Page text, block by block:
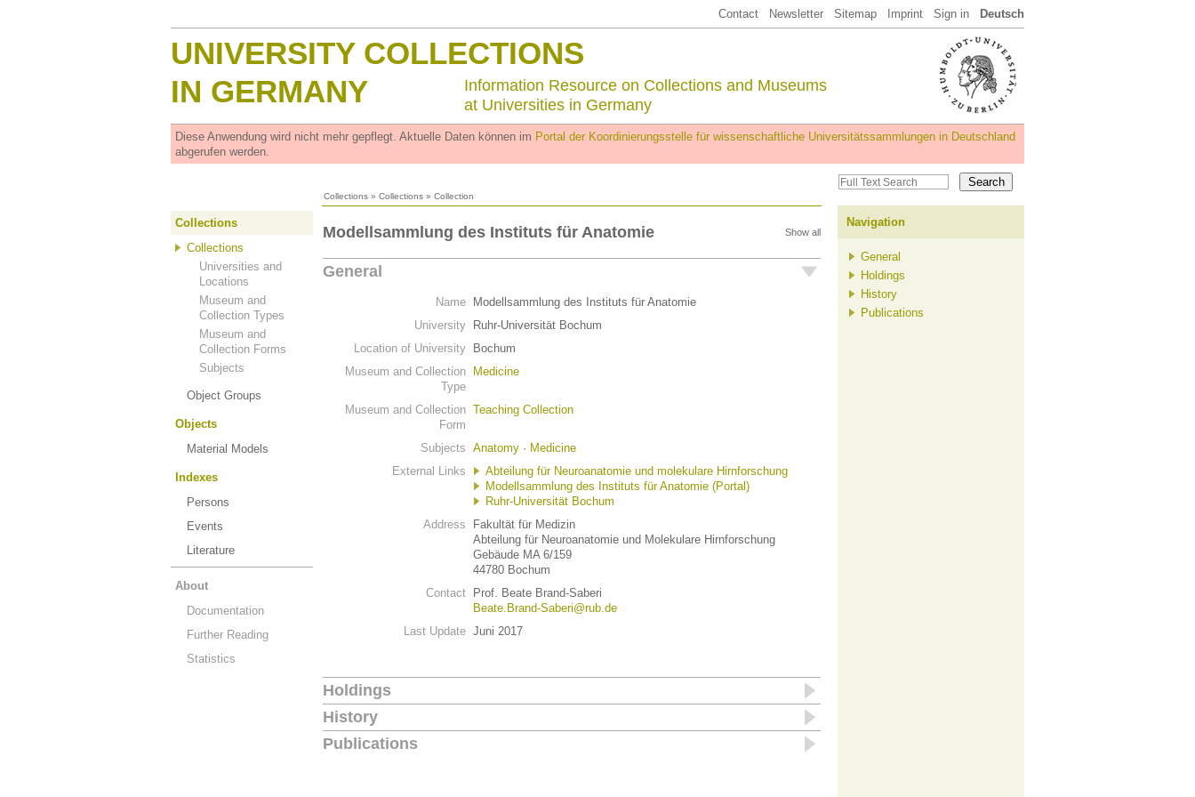
Contact Newsletter Sitemap Imprint Sign in Deutsch
UNIVERSITY COLLECTIONS
IN GERMANY
Information Resource on Collections and Museums
at Universities in Germany
Diese Anwendung wird nicht mehr gepflegt. Aktuelle Daten können im Portal der Koordinierungsstelle für wissenschaftliche Universitätssammlungen in Deutschland
abgerufen werden.
Collections » Collections » Collection
Collections
Collections
Universities and
Locations
Museum and
Collection Types
Museum and
Collection Forms
Subjects
Object Groups
Objects
Material Models
Indexes
Persons
Events
Literature
About
Documentation
Further Reading
Statistics
Show all
Modellsammlung des Instituts für Anatomie
General
Name
Modellsammlung des Instituts für Anatomie
University
Ruhr-Universität Bochum
Location of University
Bochum
Museum and Collection
Type
Medicine
Museum and Collection
Form
Teaching Collection
Subjects Anatomy · Medicine
External Links
Abteilung für Neuroanatomie und molekulare Hirnforschung
Modellsammlung des Instituts für Anatomie (Portal)
Ruhr-Universität Bochum
Address
Fakultät für Medizin
Abteilung für Neuroanatomie und Molekulare Hirnforschung
Gebäude MA 6/159
44780 Bochum
Contact
Prof. Beate Brand-Saberi
Beate.Brand-Saberi@rub.de
Last Update Juni 2017
Holdings
History
Publications
Navigation
General
Holdings
History
Publications